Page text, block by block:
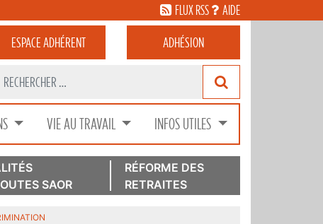
FLUX RSS AIDE
ESPACEADHÉRENT ADHÉSION
VIE AU TRAVAIL INFOS UTILES
SAOR
RÉFORME DES
RETRAITES